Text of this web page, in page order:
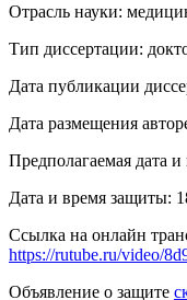
Отрасль науки:
Тип диссертации:
Дата публикации
Дата размещения
Предполагаемая дата
Дата и время защиты:
Ссылка на онлайн
https://rutube.ru/video/
Объявление о защите